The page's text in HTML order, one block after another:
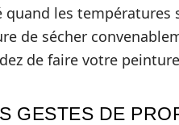
quand les températures
de sécher
de faire votre
GESTES DE